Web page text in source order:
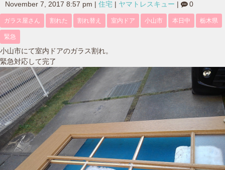
n
November 7, 2017 8:57 pm 住宅 ヤマトレスキュー 0
ガラス屋さん 割れた 割れ替え 室内ドア 小山市 本日中 栃木県
緊急
小山市にて室内ドアのガラス割れ。
緊急対応して完了